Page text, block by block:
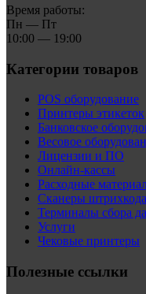
Время работы:
Пн — Пт
10:00 — 19:00
Категории товаров
POS оборудование
Принтеры этикеток
Банковское
Весовое
Лицензии и ПО
Онлайн-кассы
Расходные
Сканеры штрихкода
Терминалы сбора
Услуги
Чековые принтеры
Полезные ссылки